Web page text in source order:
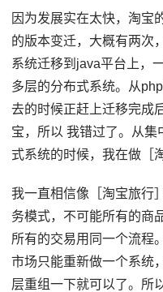
因为发展实在太快，淘宝
的版本变迁，大概有两次
系统迁移到java平台上，
多层的分布式系统。从
去的时候正赶上迁移完成
宝，所以 我错过了。从
式系统的时候，我在做［
我一直相信像［淘宝旅行
务模式，不可能所有的商
所有的交易用同一个流程
市场只能重新做一个系统
层重组一下就可以了。所